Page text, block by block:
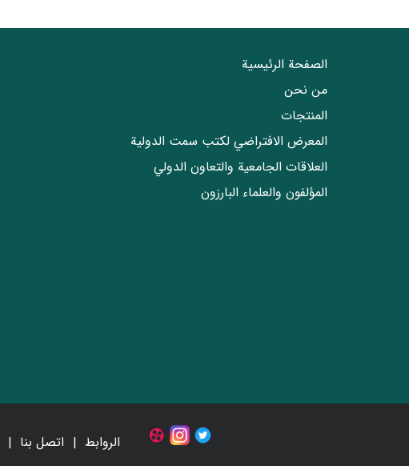
الصفحة الرئيسية
من نحن
المنتجات
المعرض الافتراضي لكتب سمت الدولية
العلاقات الجامعیة والتعاون الدولي
المؤلفون والعلماء البارزون
الروابط اتصل بنا